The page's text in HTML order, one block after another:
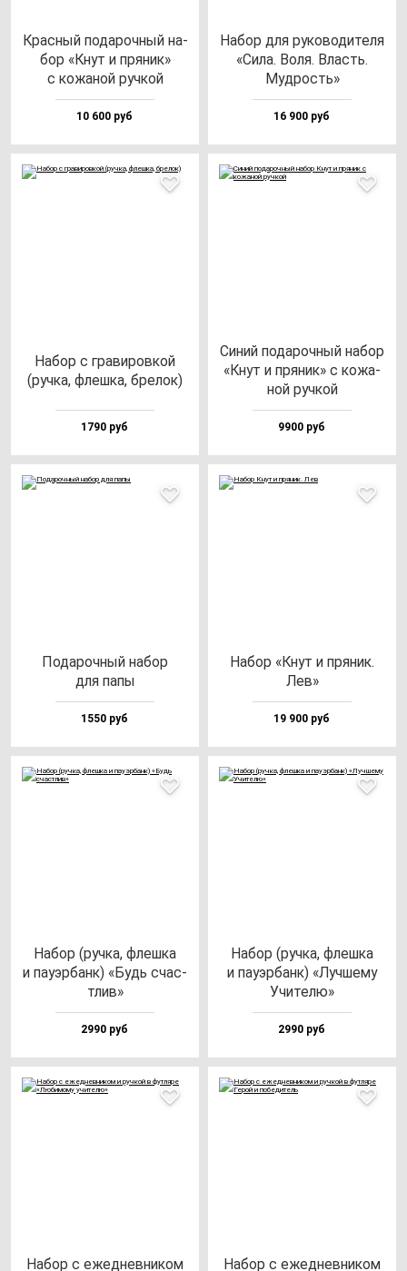
Крас­ный по­да­роч­ный на­
бор «Кнут и пря­ник»
с ко­жа­ной руч­кой
10 600 руб
Набор для ру­ко­во­ди­те­ля
«Сила. Воля. Власть.
Муд­рость»
16 900 руб
Набор с гра­ви­ров­кой
(руч­ка, флеш­ка, бре­лок)
1790 руб
Синий по­да­роч­ный на­бор
«Кнут и пря­ник» с ко­жа­
ной руч­кой
9900 руб
Пода­роч­ный на­бор
для па­пы
1550 руб
Набор «Кнут и пря­ник.
Лев»
19 900 руб
Набор (руч­ка, флеш­ка
и па­уэр­банк) «Будь счас­
тлив»
2990 руб
Набор (руч­ка, флеш­ка
и па­уэр­банк) «Луч­ше­му
Учи­те­лю»
2990 руб
Набор с ежед­нев­ни­ком Набор с ежед­нев­ни­ком